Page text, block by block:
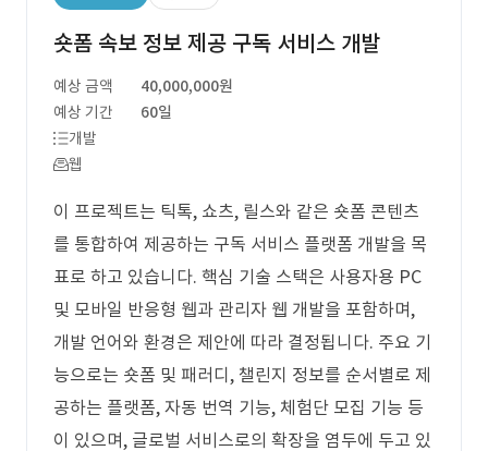
숏폼 속보 정보 제공 구독 서비스 개발
예상 금액
40,000,000원
예상 기간
60일
개발
웹
이 프로젝트는 틱톡, 쇼츠, 릴스와 같은 숏폼 콘텐츠
를 통합하여 제공하는 구독 서비스 플랫폼 개발을 목
표로 하고 있습니다. 핵심 기술 스택은 사용자용 PC
및 모바일 반응형 웹과 관리자 웹 개발을 포함하며,
개발 언어와 환경은 제안에 따라 결정됩니다. 주요 기
능으로는 숏폼 및 패러디, 챌린지 정보를 순서별로 제
공하는 플랫폼, 자동 번역 기능, 체험단 모집 기능 등
이 있으며, 글로벌 서비스로의 확장을 염두에 두고 있